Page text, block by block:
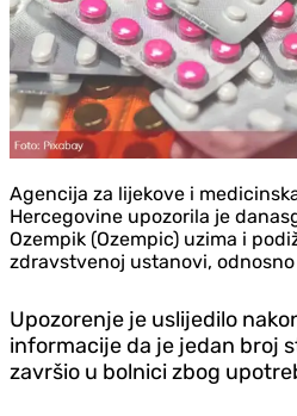
Agencija za lijekove i
Hercegovine upozorila je
Ozempik (Ozempic) uzima i
zdravstvenoj ustanovi,
Upozorenje je uslijedilo
informacije da je jedan broj
završio u bolnici zbog